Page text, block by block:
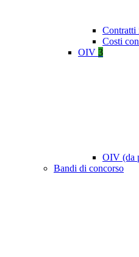
Contratti
Costi
OIV 3
OIV (da
Bandi di concorso